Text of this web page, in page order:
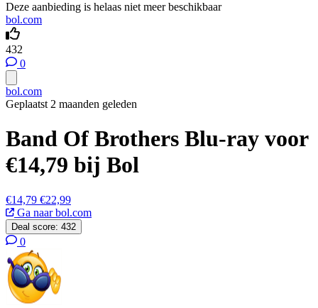
Deze aanbieding is helaas niet meer beschikbaar
bol.com
432
0
bol.com
Geplaatst 2 maanden geleden
Band Of Brothers Blu-ray voor
€14,79 bij Bol
€14,79 €22,99
Ga naar bol.com
Deal score: 432
0